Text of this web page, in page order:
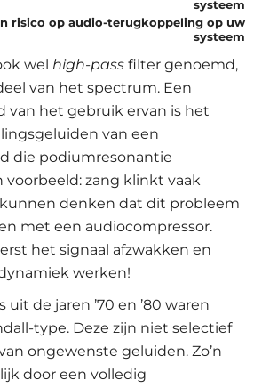
risico op audio-terugkoppeling op uw
systeem
wel high-pass filter genoemd,
van het spectrum. Een
van het gebruik ervan is het
van een
die podiumresonantie
voorbeeld: zang klinkt vaak
denken dat dit probleem
met een audiocompressor.
het signaal afzwakken en
werken!
uit de jaren ’70 en ’80 waren
type. Deze zijn niet selectief
ongewenste geluiden. Zo’n
door een volledig